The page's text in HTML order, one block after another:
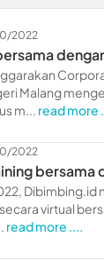
2022
Malang
m... read more
2022
bersama
virtual
read more ....